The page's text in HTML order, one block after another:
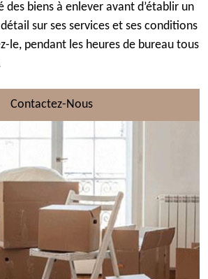
biens à enlever avant d’établir un
sur ses services et ses conditions
le, pendant les heures de bureau tous
Contactez-Nous